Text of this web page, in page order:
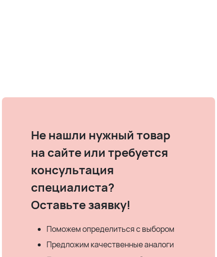
Не нашли нужный товар
на сайте или требуется
консультация
специалиста?
Оставьте заявку!
Поможем определиться с выбором
Предложим качественные аналоги